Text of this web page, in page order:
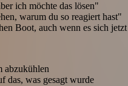
ich möchte das lösen"
warum du so reagiert hast"
Boot, auch wenn es sich
abzukühlen
das, was gesagt wurde